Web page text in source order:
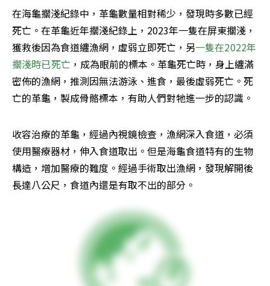
在海龜擱淺紀錄中，革龜數量相對稀少，發現時多數已經
死亡。在革龜近年擱淺紀錄上，2023年一隻在屏東擱淺，
獲救後因為食道纏漁網，虛弱立即死亡，另一隻在2022年
擱淺時已死亡 ，成為眼前的標本。革龜死亡時，身上纏滿
密佈的漁網，推測因無法游泳、進食，最後虛弱死亡。死
亡的革龜，製成骨骼標本，有助人們對牠進一步的認識。
收容治療的革龜，經過內視鏡檢查，漁網深入食道，必須
使用醫療器材，伸入食道取出。但是海龜食道特有的生物
構造，增加醫療的難度。經過手術取出漁網，發現解開後
長達八公尺，食道內還是有取不出的部分。